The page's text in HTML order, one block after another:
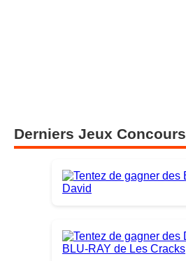
Derniers Jeux Concours